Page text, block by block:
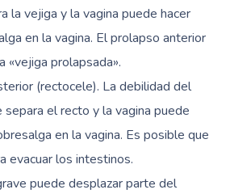
la vejiga y la vagina puede hacer
en la vagina. El prolapso anterior
«vejiga prolapsada».
(rectocele). La debilidad del
el recto y la vagina puede
en la vagina. Es posible que
evacuar los intestinos.
puede desplazar parte del